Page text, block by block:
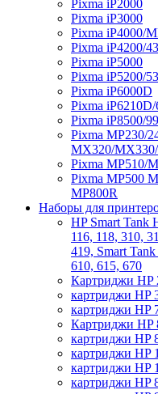
Pixma iP2000
Pixma iP3000
Pixma iP4000/
Pixma iP4200/
Pixma iP5000
Pixma iP5200/
Pixma iP6000D
Pixma
Pixma iP8500/
Pixma MP230/
MX320/
Pixma MP510/
Pixma MP500
MP800R
Наборы для
HP Smart Tank
116, 118, 310,
419, Smart
610, 615, 670
Картриджи HP
картриджи HP
картриджи HP
Картриджи HP
картриджи HP
картриджи HP
картриджи HP
картриджи HP